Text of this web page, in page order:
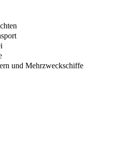
und Mehrzweckschiffe